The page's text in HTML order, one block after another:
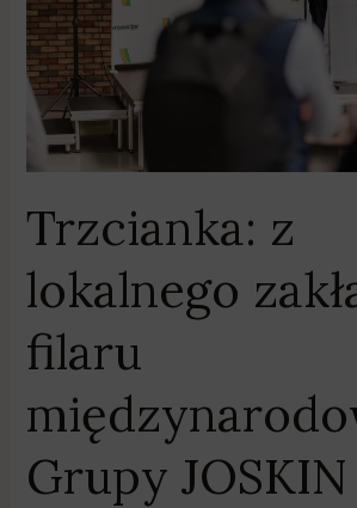
Trzcianka: z
lokalnego
filaru
Grupy JOSKIN
filaru
międzynarodowej
Grupy
JOSKIN